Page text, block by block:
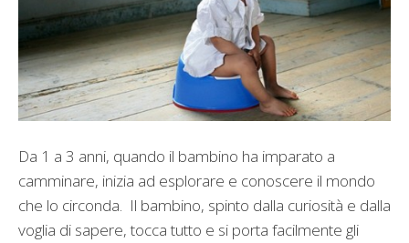
Da 1 a 3 anni, quando il bambino ha imparato a
camminare, inizia ad esplorare e conoscere il mondo
che lo circonda. Il bambino, spinto dalla curiosità e dalla
voglia di sapere, tocca tutto e si porta facilmente gli